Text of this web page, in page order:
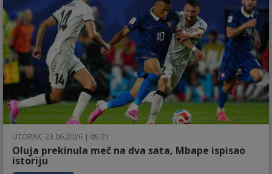
UTORAK, 23.06.2026 | 05:21
Oluja prekinula meč na dva sata, Mbape ispisao
istoriju